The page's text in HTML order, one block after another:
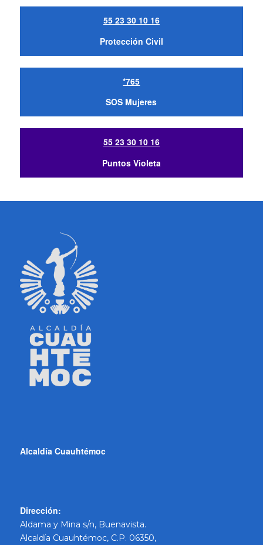
55 23 30 10 16
Protección Civil
*765
SOS Mujeres
55 23 30 10 16
Puntos Violeta
Alcaldía Cuauhtémoc
Dirección:
Aldama y Mina s/n, Buenavista.
Alcaldía Cuauhtémoc, C.P. 06350,